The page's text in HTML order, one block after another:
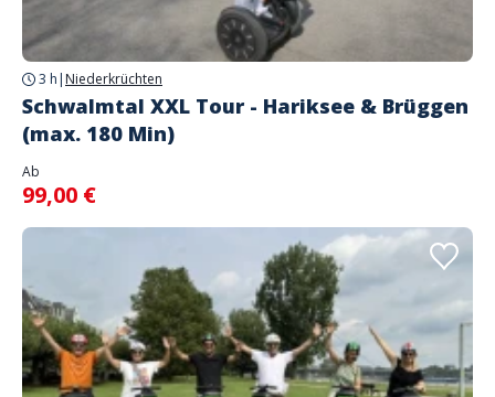
3 h | Niederkrüchten
Schwalmtal XXL Tour - Hariksee & Brüggen
(max. 180 Min)
Ab
99,00 €